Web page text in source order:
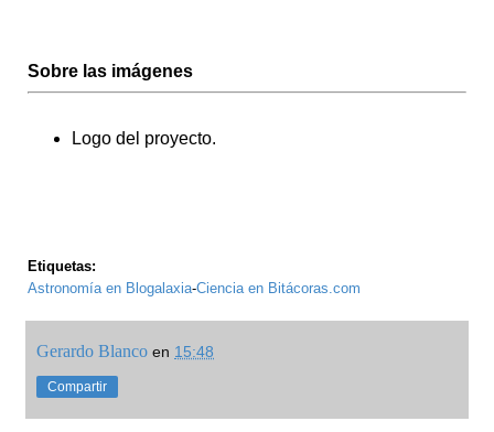
Sobre las imágenes
Logo del proyecto.
Etiquetas:
Astronomía en Blogalaxia-Ciencia en Bitácoras.com
Gerardo Blanco en 15:48
Compartir